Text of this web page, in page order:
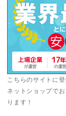
こちらのサイトに
ネットショップで
ります！